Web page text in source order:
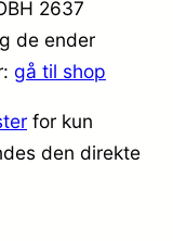
2637
de ender
gå til shop
for kun
den direkte